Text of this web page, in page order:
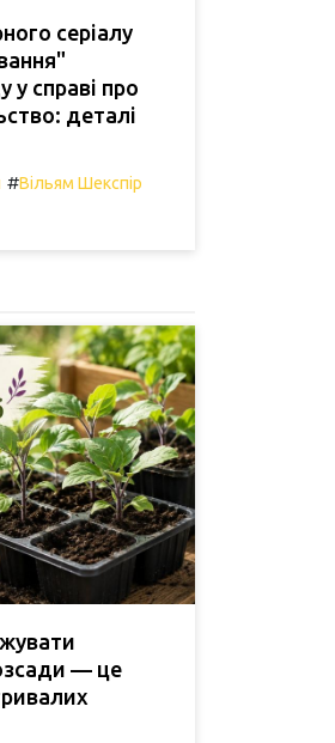
серіалу
у справі про
деталі
#Вільям Шекспір
— це